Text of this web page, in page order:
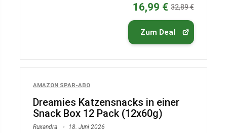
16,99 € 32,89 €
Zum Deal
AMAZON SPAR-ABO
Dreamies Katzensnacks in einer
Snack Box 12 Pack (12x60g)
Ruxandra 18. Juni 2026